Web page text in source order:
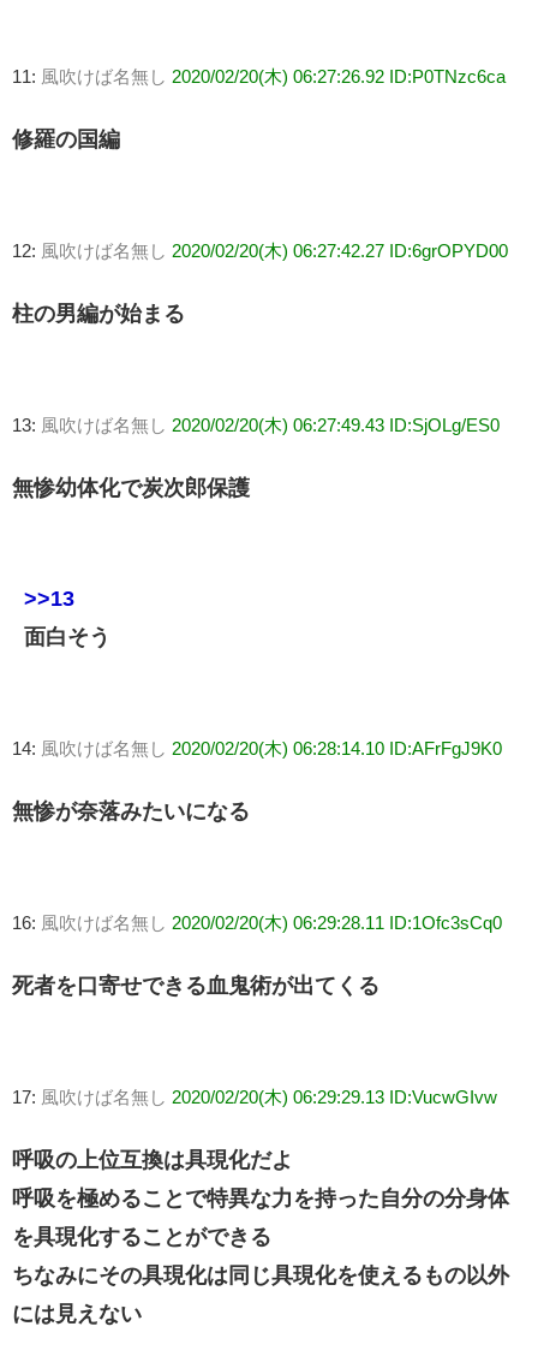
11: 風吹けば名無し 2020/02/20(木) 06:27:26.92 ID:P0TNzc6ca
修羅の国編
12: 風吹けば名無し 2020/02/20(木) 06:27:42.27 ID:6grOPYD00
柱の男編が始まる
13: 風吹けば名無し 2020/02/20(木) 06:27:49.43 ID:SjOLg/ES0
無惨幼体化で炭次郎保護
>>13
面白そう
14: 風吹けば名無し 2020/02/20(木) 06:28:14.10 ID:AFrFgJ9K0
無惨が奈落みたいになる
16: 風吹けば名無し 2020/02/20(木) 06:29:28.11 ID:1Ofc3sCq0
死者を口寄せできる血鬼術が出てくる
17: 風吹けば名無し 2020/02/20(木) 06:29:29.13 ID:VucwGIvw
呼吸の上位互換は具現化だよ
呼吸を極めることで特異な力を持った自分の分身体
を具現化することができる
ちなみにその具現化は同じ具現化を使えるもの以外
には見えない